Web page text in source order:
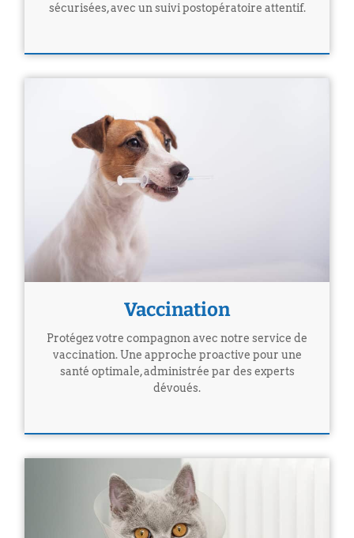
sécurisées, avec un suivi postopératoire attentif.
Vaccination
Protégez votre compagnon avec notre service de
vaccination. Une approche proactive pour une
santé optimale, administrée par des experts
dévoués.